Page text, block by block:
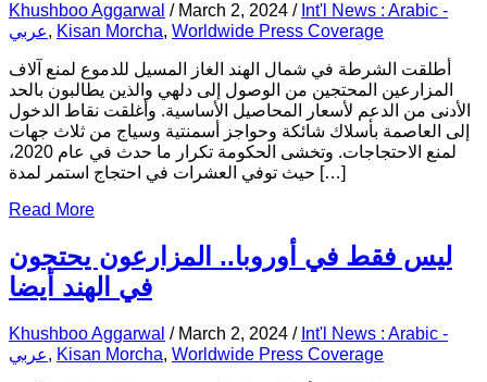
Khushboo Aggarwal / March 2, 2024 / Int'l News : Arabic -
عربي, Kisan Morcha, Worldwide Press Coverage
أطلقت الشرطة في شمال الهند الغاز المسيل للدموع لمنع آلاف
المزارعين المحتجين من الوصول إلى دلهي والذين يطالبون بالحد
الأدنى من الدعم لأسعار المحاصيل الأساسية. وأغلقت نقاط الدخول
إلى العاصمة بأسلاك شائكة وحواجز أسمنتية وسياج من ثلاث جهات
لمنع الاحتجاجات. وتخشى الحكومة تكرار ما حدث في عام 2020،
حيث توفي العشرات في احتجاج استمر لمدة […]
Read More
ليس فقط في أوروبا.. المزارعون يحتجون
في الهند أيضا
Khushboo Aggarwal / March 2, 2024 / Int'l News : Arabic -
عربي, Kisan Morcha, Worldwide Press Coverage